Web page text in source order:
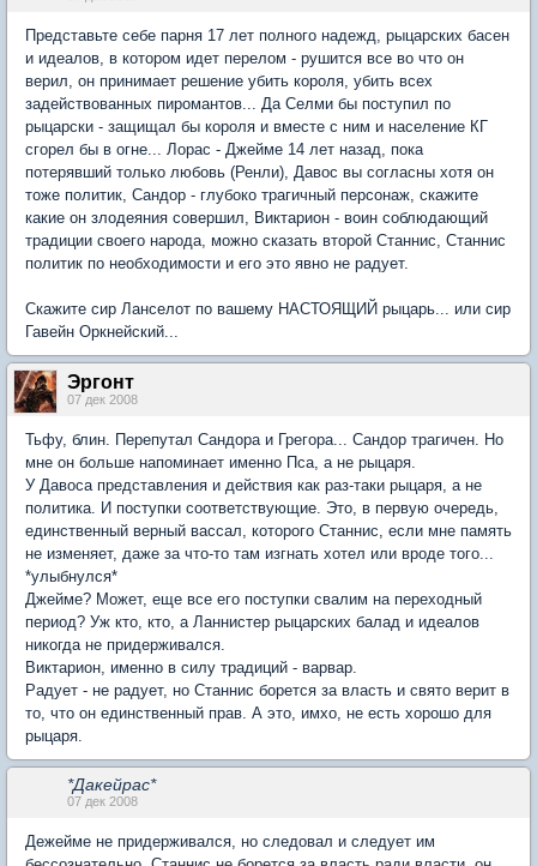
Представьте себе парня 17 лет полного надежд, рыцарских басен
и идеалов, в котором идет перелом - рушится все во что он
верил, он принимает решение убить короля, убить всех
задействованных пиромантов... Да Селми бы поступил по
рыцарски - защищал бы короля и вместе с ним и население КГ
сгорел бы в огне... Лорас - Джейме 14 лет назад, пока
потерявший только любовь (Ренли), Давос вы согласны хотя он
тоже политик, Сандор - глубоко трагичный персонаж, скажите
какие он злодеяния совершил, Виктарион - воин соблюдающий
традиции своего народа, можно сказать второй Станнис, Станнис
политик по необходимости и его это явно не радует.
Скажите сир Ланселот по вашему НАСТОЯЩИЙ рыцарь... или сир
Гавейн Оркнейский...
Эргонт
07 дек 2008
Тьфу, блин. Перепутал Сандора и Грегора... Сандор трагичен. Но
мне он больше напоминает именно Пса, а не рыцаря.
У Давоса представления и действия как раз-таки рыцаря, а не
политика. И поступки соответствующие. Это, в первую очередь,
единственный верный вассал, которого Станнис, если мне память
не изменяет, даже за что-то там изгнать хотел или вроде того...
*улыбнулся*
Джейме? Может, еще все его поступки свалим на переходный
период? Уж кто, кто, а Ланнистер рыцарских балад и идеалов
никогда не придерживался.
Виктарион, именно в силу традиций - варвар.
Радует - не радует, но Станнис борется за власть и свято верит в
то, что он единственный прав. А это, имхо, не есть хорошо для
рыцаря.
*Дакейрас*
07 дек 2008
Дежейме не придерживался, но следовал и следует им